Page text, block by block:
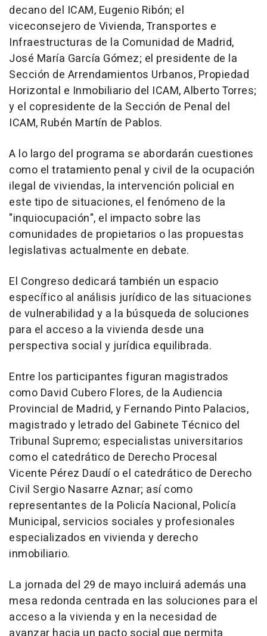
decano del ICAM, Eugenio Ribón; el
viceconsejero de Vivienda, Transportes e
Infraestructuras de la Comunidad de Madrid,
José María García Gómez; el presidente de la
Sección de Arrendamientos Urbanos, Propiedad
Horizontal e Inmobiliario del ICAM, Alberto Torres;
y el copresidente de la Sección de Penal del
ICAM, Rubén Martín de Pablos.
A lo largo del programa se abordarán cuestiones
como el tratamiento penal y civil de la ocupación
ilegal de viviendas, la intervención policial en
este tipo de situaciones, el fenómeno de la
"inquiocupación", el impacto sobre las
comunidades de propietarios o las propuestas
legislativas actualmente en debate.
El Congreso dedicará también un espacio
específico al análisis jurídico de las situaciones
de vulnerabilidad y a la búsqueda de soluciones
para el acceso a la vivienda desde una
perspectiva social y jurídica equilibrada.
Entre los participantes figuran magistrados
como David Cubero Flores, de la Audiencia
Provincial de Madrid, y Fernando Pinto Palacios,
magistrado y letrado del Gabinete Técnico del
Tribunal Supremo; especialistas universitarios
como el catedrático de Derecho Procesal
Vicente Pérez Daudí o el catedrático de Derecho
Civil Sergio Nasarre Aznar; así como
representantes de la Policía Nacional, Policía
Municipal, servicios sociales y profesionales
especializados en vivienda y derecho
inmobiliario.
La jornada del 29 de mayo incluirá además una
mesa redonda centrada en las soluciones para el
acceso a la vivienda y en la necesidad de